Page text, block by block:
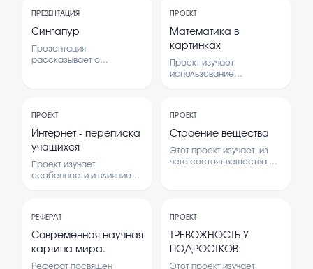
ПРЕЗЕНТАЦИЯ
Сингапур
Презентация
рассказывает о
история, экономика,
развития. Цель - дать
общее представление о
стране и ее значении в
мире.
ПРОЕКТ
Математика в
картинках
Проект изучает
использование
В нем рассматриваются
способы визуализации
математических идей и их
применение в обучении.
ПРОЕКТ
Интернет - переписка
учащихся
Проект изучает
особенности и влияние
преимущества,
недостатки и
безопасность в онлайн-
общении.
ПРОЕКТ
Строение вещества
Этот проект изучает, из
чего состоят вещества и
взаимодействия.
РЕФЕРАТ
Современная научная
картина мира.
Реферат посвящен
ПРОЕКТ
ТРЕВОЖНОСТЬ У
ПОДРОСТКОВ
Этот проект изучает